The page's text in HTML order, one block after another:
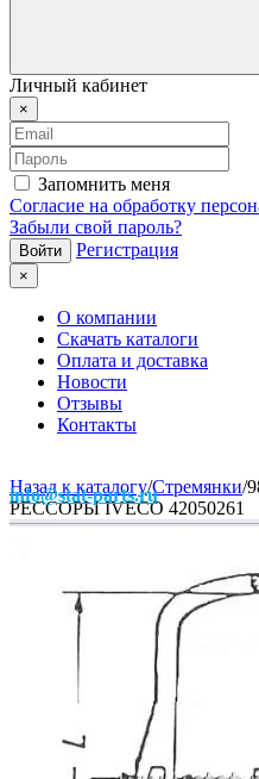
Личный кабинет
×
Запомнить меня
Согласие на обработку
Забыли свой пароль?
Регистрация
×
О компании
Скачать каталоги
Оплата и доставка
Новости
Отзывы
Контакты
info@stat-parts.ru
Назад к каталогу/Стремянки/
РЕССОРЫ IVECO 42050261